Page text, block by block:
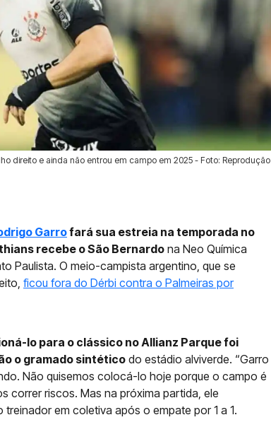
direito e ainda não entrou em campo em 2025 - Foto: Reprodução
Garrofará sua estreia na temporada no
recebe o São Bernardo na Neo Química
Paulista. O meio-campista argentino, que se
ficou fora do Dérbi contra o Palmeiras por
lo para o clássico no Allianz Parque foi
o gramado sintético do estádio alviverde. “Garro
Não quisemos colocá-lo hoje porque o campo é
correr riscos. Mas na próxima partida, ele
em coletiva após o empate por 1 a 1.